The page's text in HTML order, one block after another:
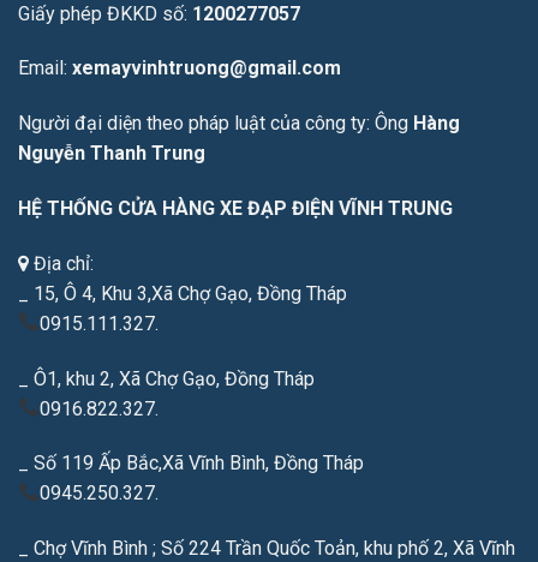
Giấy phép ĐKKD số: 1200277057
Email: xemayvinhtruong@gmail.com
Người đại diện theo pháp luật của công ty: Ông Hàng
Nguyễn Thanh Trung
HỆ THỐNG CỬA HÀNG XE ĐẠP ĐIỆN VĨNH TRUNG
Địa chỉ:
_ 15, Ô 4, Khu 3,Xã Chợ Gạo, Đồng Tháp
0915.111.327.
_ Ô1, khu 2, Xã Chợ Gạo, Đồng Tháp
0916.822.327.
_ Số 119 Ấp Bắc,Xã Vĩnh Bình, Đồng Tháp
0945.250.327.
_ Chợ Vĩnh Bình ; Số 224 Trần Quốc Toản, khu phố 2, Xã Vĩnh